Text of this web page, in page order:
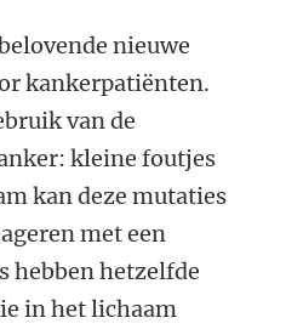
nieuwe
kankerpatiënten.
van de
kleine foutjes
kan deze mutaties
met een
hebben hetzelfde
in het lichaam